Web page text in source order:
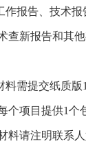
作报告、技术
查新报告和其
料需提交纸质
个项目提供1个
料请注明联系